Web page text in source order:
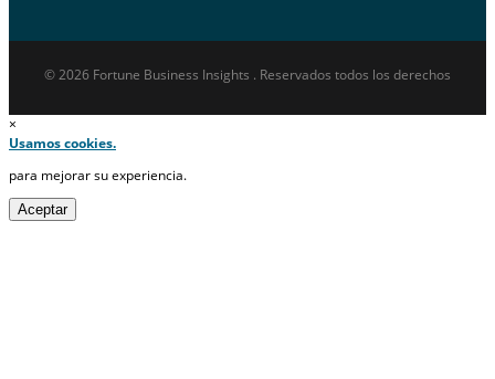
© 2026 Fortune Business Insights . Reservados todos los derechos
×
Usamos cookies.
para mejorar su experiencia.
Aceptar